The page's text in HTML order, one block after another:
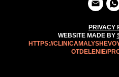
PRIVACY
WEBSITE MADE BY
HTTPS://
OTDELENIE/